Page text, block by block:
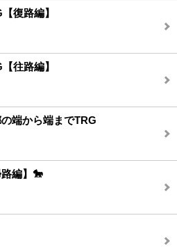
復路編】
往路編】
の端から端までTRG
編】🐎